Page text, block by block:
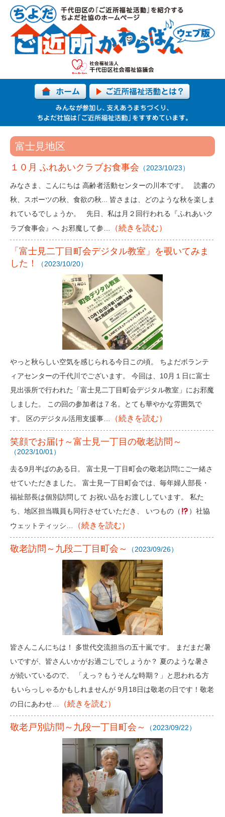
富士見地区
１０月 ふれあいクラブお食事会 （2023/10/23）
みなさま、こんにちは 高齢者活動センターの川本です。 読書の
秋、スポーツの秋、食欲の秋... 皆さまは、どのような秋を楽しま
れているでしょうか。 先日、私は月２回行われる『ふれあいク
ラブ食事会』へ お邪魔して参…
（続きを読む）
「富士見二丁目町会デジタル教室」を覗いてみま
した！
（2023/10/20）
やっと秋らしい空気を感じられる今日この頃。 ちよだボランテ
ィアセンターの千代川でございます。 今回は、10月１日に富士
見出張所で行われた「富士見二丁目町会デジタル教室」にお邪魔
しました。 この回の参加者は７名。とても華やかな雰囲気で
す。 区のデジタル活用支援事…
（続きを読む）
笑顔でお届け～富士見一丁目の敬老訪問～
（2023/10/01）
去る9月半ばのある日。 富士見一丁目町会の敬老訪問にご一緒さ
せていただきました。 富士見一丁目町会では、毎年婦人部長・
福祉部長は個別訪問して お祝い品をお渡ししています。 私た
ち、地区担当職員も同行させていただき、 いつもの（
）社協
ウェットティッシ…
（続きを読む）
敬老訪問～九段二丁目町会～ （2023/09/26）
皆さんこんにちは！ 多世代交流担当の五十嵐です。 まだまだ暑
いですが、皆さんいかがお過ごしでしょうか？ 夏のような暑さ
が続いているので、 「えっ？もうそんな時期？」と思われる方
もいらっしゃるかもしれませんが 9月18日は敬老の日です！敬老
の日にあわせ…
（続きを読む）
敬老戸別訪問～九段一丁目町会～ （2023/09/22）